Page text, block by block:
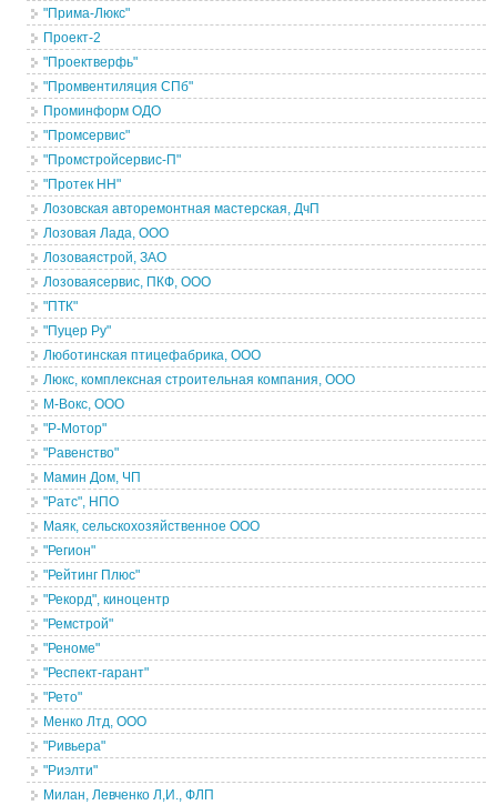
"Прима-Люкс"
Проект-2
"Проектверфь"
"Промвентиляция СПб"
Проминформ ОДО
"Промсервис"
"Промстройсервис-П"
"Протек НН"
Лозовская авторемонтная мастерская, ДчП
Лозовая Лада, ООО
Лозоваястрой, ЗАО
Лозоваясервис, ПКФ, ООО
"ПТК"
"Пуцер Ру"
Люботинская птицефабрика, ООО
Люкс, комплексная строительная компания, ООО
М-Вокс, ООО
"Р-Мотор"
"Равенство"
Мамин Дом, ЧП
"Ратс", НПО
Маяк, сельскохозяйственное ООО
"Регион"
"Рейтинг Плюс"
"Рекорд", киноцентр
"Ремстрой"
"Реноме"
"Респект-гарант"
"Рето"
Менко Лтд, ООО
"Ривьера"
"Риэлти"
Милан, Левченко Л,И., ФЛП